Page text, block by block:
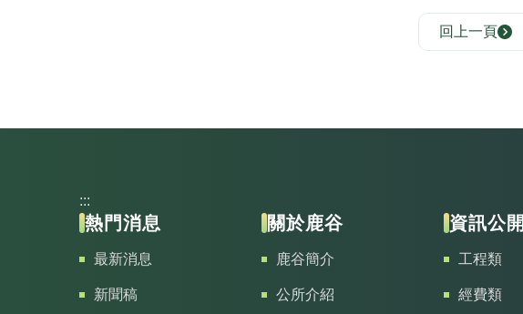
回上一頁
:::
熱門消息
最新消息
新聞稿
關於鹿谷
鹿谷簡介
公所介紹
資訊公開
工程類
經費類